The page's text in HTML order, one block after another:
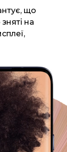
що
на